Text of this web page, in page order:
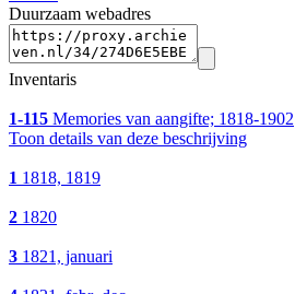
Duurzaam webadres
Inventaris
1-115 Memories van aangifte; 1818-1902
Toon details van deze beschrijving
1 1818, 1819
2 1820
3 1821, januari